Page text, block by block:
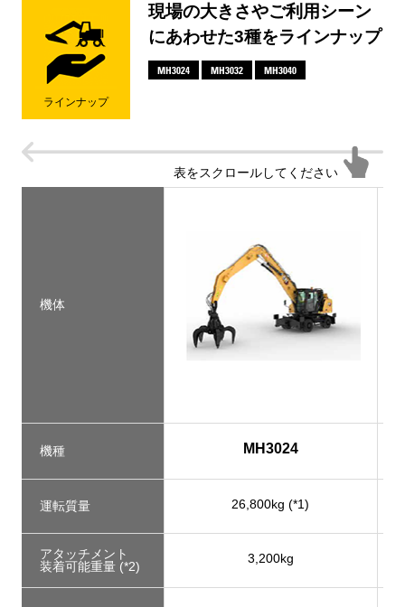
ラインナップ
現場の大きさやご利用シーン
にあわせた3種をラインナップ
MH3024 MH3032 MH3040
表をスクロールしてください
機体
機種 MH3024
運転質量 26,800kg (*1)
アタッチメント
装着可能重量 (*2)
3,200kg